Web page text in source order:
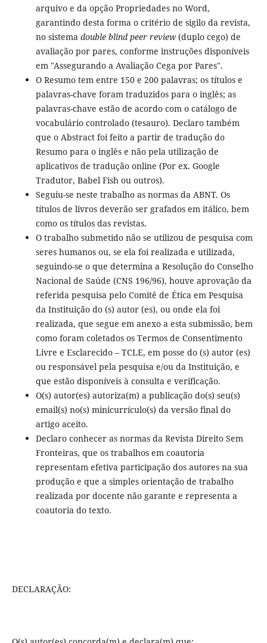
arquivo e da opção Propriedades no Word,
garantindo desta forma o critério de sigilo da revista,
no sistema double blind peer review(duplo cego) de
avaliação por pares, conforme instruções disponíveis
em "Assegurando a Avaliação Cega por Pares".
O Resumo tem entre 150 e 200 palavras; os títulos e
palavras-chave foram traduzidos para o inglês; as
palavras-chave estão de acordo com o catálogo de
vocabulário controlado (tesauro). Declaro também
que o Abstract foi feito a partir de tradução do
Resumo para o inglês e não pela utilização de
aplicativos de tradução online (Por ex. Google
Tradutor, Babel Fish ou outros).
Seguiu-se neste trabalho as normas da ABNT. Os
títulos de livros deverão ser grafados em itálico, bem
como os títulos das revistas.
O trabalho submetido não se utilizou de pesquisa com
seres humanos ou, se ela foi realizada e utilizada,
seguindo-se o que determina a Resolução do Conselho
Nacional de Saúde (CNS 196/96), houve aprovação da
referida pesquisa pelo Comitê de Ética em Pesquisa
da Instituição do (s) autor (es), ou onde ela foi
realizada, que segue em anexo a esta submissão, bem
como foram coletados os Termos de Consentimento
Livre e Esclarecido – TCLE, em posse do (s) autor (es)
ou responsável pela pesquisa e/ou da Instituição, e
que estão disponíveis à consulta e verificação.
O(s) autor(es) autoriza(m) a publicação do(s) seu(s)
email(s) no(s) minicurrículo(s) da versão final do
artigo aceito.
Declaro conhecer as normas da Revista Direito Sem
Fronteiras, que os trabalhos em coautoria
representam efetiva participação dos autores na sua
produção e que a simples orientação de trabalho
realizada por docente não garante e representa a
coautoria do texto.
DECLARAÇÃO: